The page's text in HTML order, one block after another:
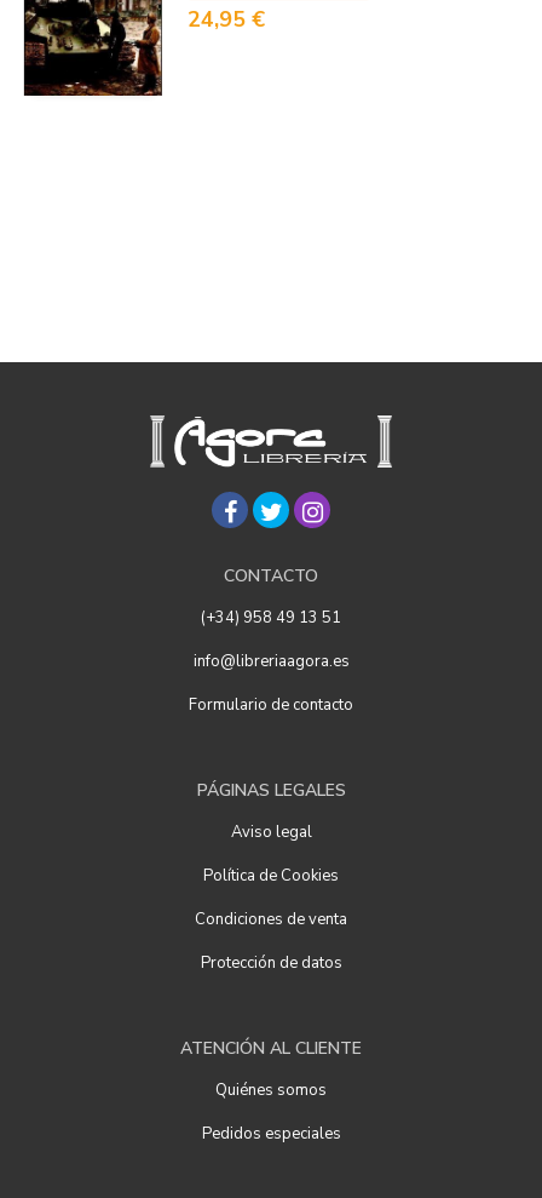
24,95 €
CONTACTO
(+34) 958 49 13 51
info@libreriaagora.es
Formulario de contacto
PÁGINAS LEGALES
Aviso legal
Política de Cookies
Condiciones de venta
Protección de datos
ATENCIÓN AL CLIENTE
Quiénes somos
Pedidos especiales